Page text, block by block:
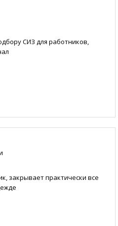
СИЗ для работников,
закрывает практически все